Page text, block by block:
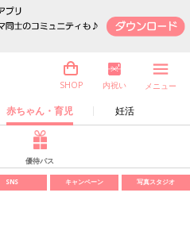
赤ちゃん・育児 妊活
SHOP 内祝い メニュー
優待パス
SNS キャンペーン 写真スタジオ